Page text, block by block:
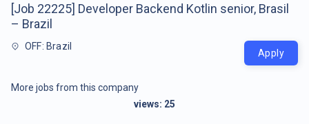
[Job 22225] Developer Backend Kotlin senior, Brasil
– Brazil
OFF: Brazil
Apply
More jobs from this company
views: 25